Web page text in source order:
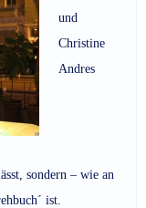
und
Christine
Andres
sondern – wie an
ist.